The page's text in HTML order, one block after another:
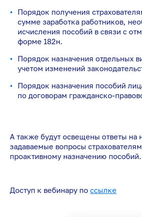
Порядок получения
сумме заработка работников,
исчисления пособий в связи с
форме 182н.
Порядок назначения отдельных
учетом изменений
Порядок назначения пособий
по договорам гражданско-
А также будут освещены ответы на
задаваемые вопросы
проактивному назначению пособий.
Доступ к вебинару по ссылке